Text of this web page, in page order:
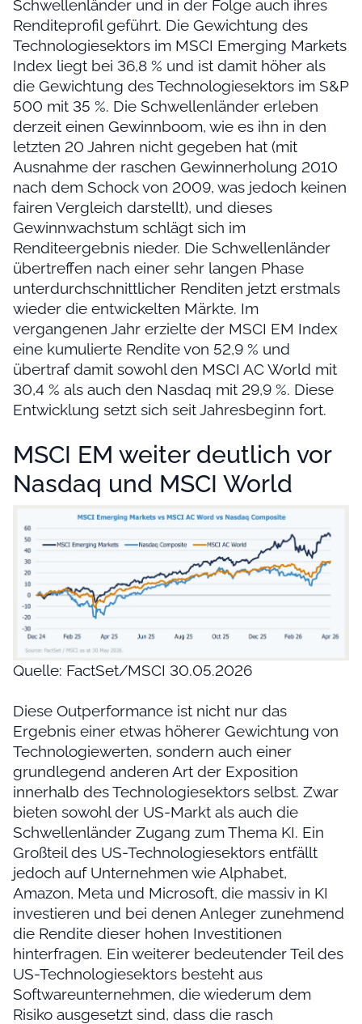
Schwellenländer und in der Folge auch ihres
Renditeprofil geführt. Die Gewichtung des
Technologiesektors im MSCI Emerging Markets
Index liegt bei 36,8 % und ist damit höher als
die Gewichtung des Technologiesektors im S&P
500 mit 35 %. Die Schwellenländer erleben
derzeit einen Gewinnboom, wie es ihn in den
letzten 20 Jahren nicht gegeben hat (mit
Ausnahme der raschen Gewinnerholung 2010
nach dem Schock von 2009, was jedoch keinen
fairen Vergleich darstellt), und dieses
Gewinnwachstum schlägt sich im
Renditeergebnis nieder. Die Schwellenländer
übertreffen nach einer sehr langen Phase
unterdurchschnittlicher Renditen jetzt erstmals
wieder die entwickelten Märkte. Im
vergangenen Jahr erzielte der MSCI EM Index
eine kumulierte Rendite von 52,9 % und
übertraf damit sowohl den MSCI AC World mit
30,4 % als auch den Nasdaq mit 29,9 %. Diese
Entwicklung setzt sich seit Jahresbeginn fort.
MSCI EM weiter deutlich vor
Nasdaq und MSCI World
Quelle: FactSet/MSCI 30.05.2026
Diese Outperformance ist nicht nur das
Ergebnis einer etwas höherer Gewichtung von
Technologiewerten, sondern auch einer
grundlegend anderen Art der Exposition
innerhalb des Technologiesektors selbst. Zwar
bieten sowohl der US-Markt als auch die
Schwellenländer Zugang zum Thema KI. Ein
Großteil des US-Technologiesektors entfällt
jedoch auf Unternehmen wie Alphabet,
Amazon, Meta und Microsoft, die massiv in KI
investieren und bei denen Anleger zunehmend
die Rendite dieser hohen Investitionen
hinterfragen. Ein weiterer bedeutender Teil des
US-Technologiesektors besteht aus
Softwareunternehmen, die wiederum dem
Risiko ausgesetzt sind, dass die rasch